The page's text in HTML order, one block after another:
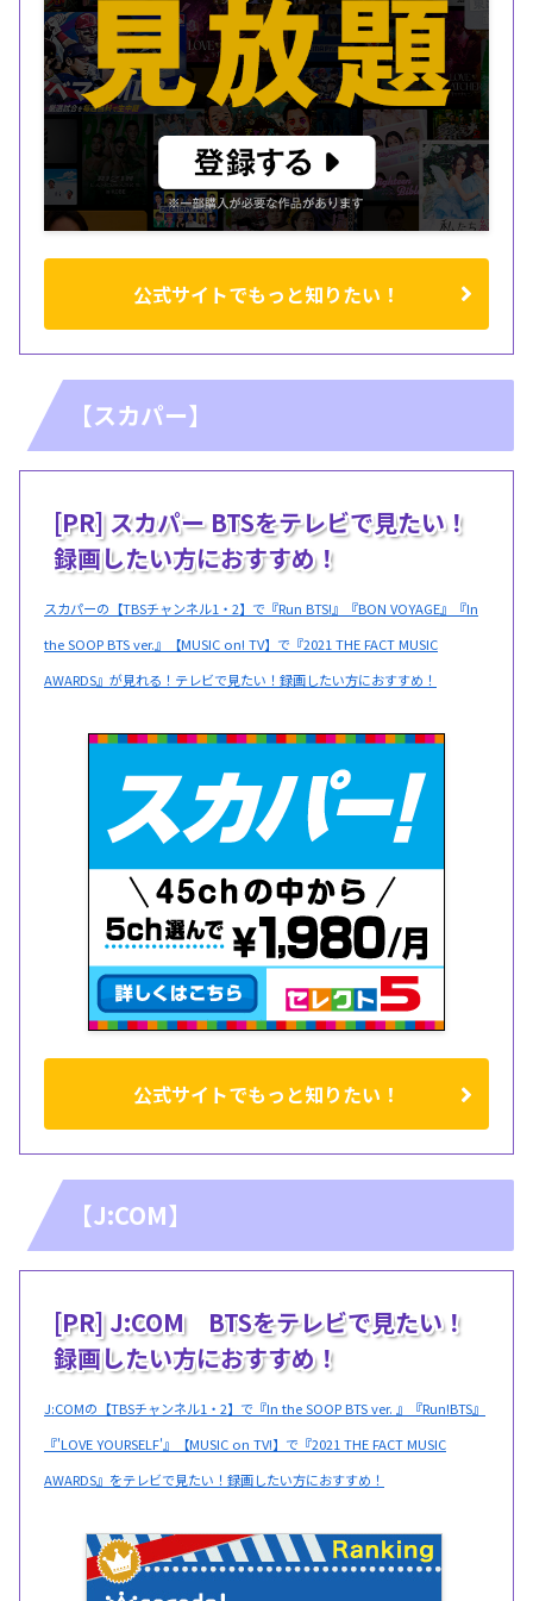
公式サイトでもっと知りたい！
【スカパー】
[PR] スカパー BTSをテレビで見たい！
録画したい方におすすめ！
スカパーの【TBSチャンネル1・2】で『Run BTS!』『BON VOYAGE』『In
the SOOP BTS ver.』【MUSIC on! TV】で『2021 THE FACT MUSIC
AWARDS』が見れる！テレビで見たい！録画したい方におすすめ！
公式サイトでもっと知りたい！
【J:COM】
[PR] J:COM BTSをテレビで見たい！
録画したい方におすすめ！
J:COMの【TBSチャンネル1・2】で『In the SOOP BTS ver. 』『Run!BTS』
『'LOVE YOURSELF'』【MUSIC on TV!】で『2021 THE FACT MUSIC
AWARDS』をテレビで見たい！録画したい方におすすめ！